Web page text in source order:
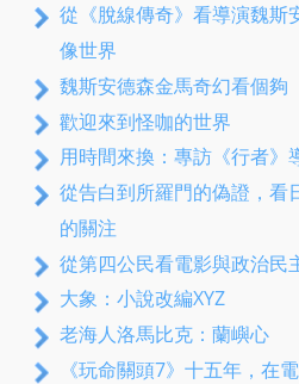
從《脫線傳奇》看導演魏斯
像世界
魏斯安德森金馬奇幻看個夠
歡迎來到怪咖的世界
用時間來換：專訪《行者》
從告白到所羅門的偽證，看
的關注
從第四公民看電影與政治民
大象：小說改編XYZ
老海人洛馬比克：蘭嶼心
《玩命關頭7》十五年，在